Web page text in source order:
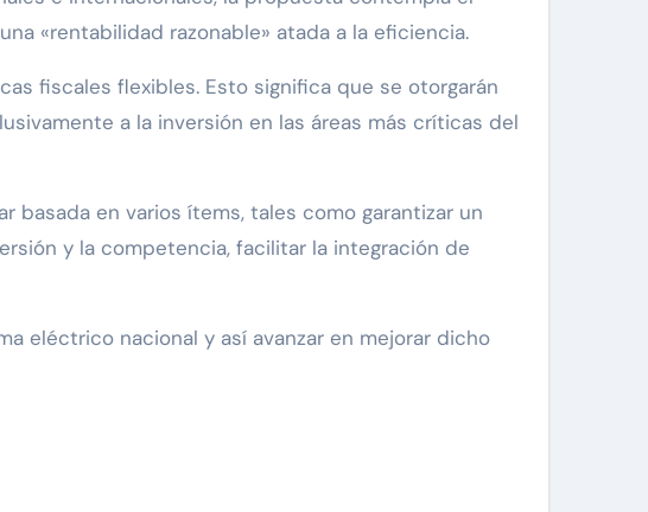
«rentabilidad razonable» atada a la eficiencia.
fiscales flexibles. Esto significa que se otorgarán
a la inversión en las áreas más críticas del
basada en varios ítems, tales como garantizar un
y la competencia, facilitar la integración de
eléctrico nacional y así avanzar en mejorar dicho